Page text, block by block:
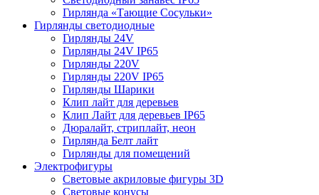
Гирлянда «Тающие Сосульки»
Гирлянды светодиодные
Гирлянды 24V
Гирлянды 24V IP65
Гирлянды 220V
Гирлянды 220V IP65
Гирлянды Шарики
Клип лайт для деревьев
Клип Лайт для деревьев IP65
Дюралайт, стриплайт, неон
Гирлянда Белт лайт
Гирлянды для помещений
Электрофигуры
Световые акриловые фигуры 3D
Световые конусы